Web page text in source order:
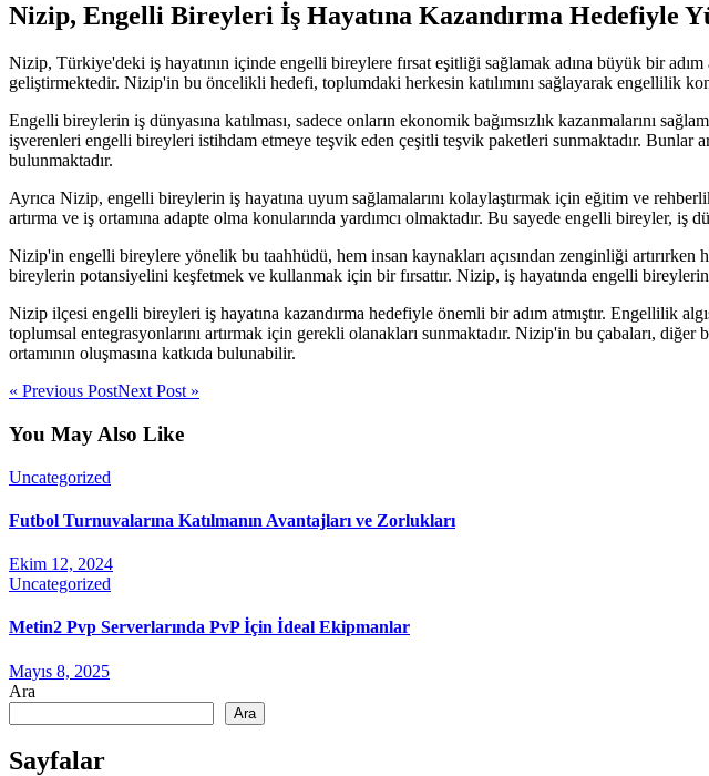
Nizip, Engelli Bireyleri İş Hayatına Kazandırma Hedefiyle
Nizip, Türkiye'deki iş hayatının içinde engelli bireylere fırsat eşitliği sağlamak adına büyük bir
geliştirmektedir. Nizip'in bu öncelikli hedefi, toplumdaki herkesin katılımını sağlayarak engellilik
Engelli bireylerin iş dünyasına katılması, sadece onların ekonomik bağımsızlık kazanmalarını
işverenleri engelli bireyleri istihdam etmeye teşvik eden çeşitli teşvik paketleri sunmaktadır. Bunlar
bulunmaktadır.
Ayrıca Nizip, engelli bireylerin iş hayatına uyum sağlamalarını kolaylaştırmak için eğitim ve
artırma ve iş ortamına adapte olma konularında yardımcı olmaktadır. Bu sayede engelli bireyler, iş
Nizip'in engelli bireylere yönelik bu taahhüdü, hem insan kaynakları açısından zenginliği
bireylerin potansiyelini keşfetmek ve kullanmak için bir fırsattır. Nizip, iş hayatında engelli
Nizip ilçesi engelli bireyleri iş hayatına kazandırma hedefiyle önemli bir adım atmıştır. Engellilik
toplumsal entegrasyonlarını artırmak için gerekli olanakları sunmaktadır. Nizip'in bu çabaları,
ortamının oluşmasına katkıda bulunabilir.
« Previous PostNext Post »
You May Also Like
Uncategorized
Futbol Turnuvalarına Katılmanın Avantajları ve Zorlukları
Ekim 12, 2024
Uncategorized
Metin2 Pvp Serverlarında PvP İçin İdeal Ekipmanlar
Mayıs 8, 2025
Ara
Ara
Sayfalar